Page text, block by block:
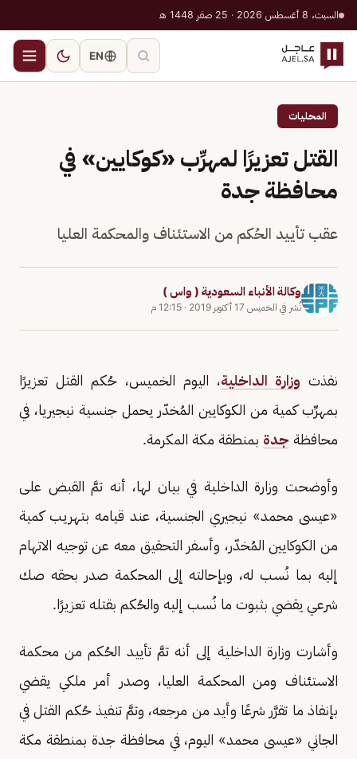
السبت، 8 أغسطس 2026 · 25 صفر 1448 هـ
EN
المحليات
القتل تعزيرًا لمهرِّب «كوكايين» في
محافظة جدة
عقب تأييد الحُكم من الاستئناف والمحكمة العليا
وكالة الأنباء السعودية ( واس )
نُشر في الخميس 17 أكتوبر 2019 · 12:15 م
نفذت وزارة الداخلية، اليوم الخميس، حُكم القتل تعزيرًا
بمهرِّب كمية من الكوكايين المُخدّر يحمل جنسية نيجيريا، في
محافظة جدة بمنطقة مكة المكرمة.
وأوضحت وزارة الداخلية في بيان لها، أنه تمَّ القبض على
«عيسى محمد» نيجيري الجنسية، عند قيامه بتهريب كمية
من الكوكايين المُخدّر، وأسفر التحقيق معه عن توجيه الاتهام
إليه بما نُسب له، وبإحالته إلى المحكمة صدر بحقه صك
شرعي يقضي بثبوت ما نُسب إليه والحُكم بقتله تعزيرًا.
وأشارت وزارة الداخلية إلى أنه تمَّ تأييد الحُكم من محكمة
الاستئناف ومن المحكمة العليا، وصدر أمر ملكي يقضي
بإنفاذ ما تقرَّر شرعًا وأيد من مرجعه، وتمَّ تنفيذ حُكم القتل في
الجاني «عيسى محمد» اليوم، في محافظة جدة بمنطقة مكة